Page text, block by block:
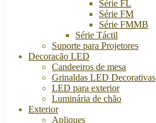
Série FL
Série FM
Série FMMB
Série Táctil
Suporte para Projetores
Decoração LED
Candeeiros de mesa
Grinaldas LED Decorativas
LED para exterior
Luminária de chão
Exterior
Apliques